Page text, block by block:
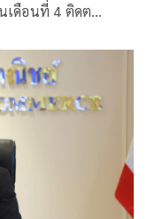
เดือนที่ 4 ติดต…